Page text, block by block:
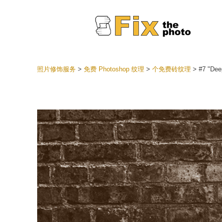
婚礼
最佳优
手机收
照片修饰服务> 免费 Photoshop 纹理 > 个免费砖纹理 > #7